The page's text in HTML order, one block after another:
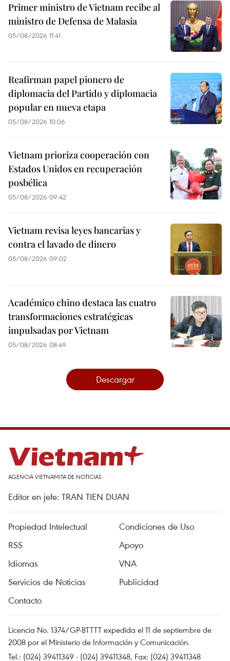
Primer ministro de Vietnam recibe al
ministro de Defensa de Malasia
05/08/2026 11:41
Reafirman papel pionero de
diplomacia del Partido y diplomacia
popular en nueva etapa
05/08/2026 10:06
Vietnam prioriza cooperación con
Estados Unidos en recuperación
posbélica
05/08/2026 09:42
Vietnam revisa leyes bancarias y
contra el lavado de dinero
05/08/2026 09:02
Académico chino destaca las cuatro
transformaciones estratégicas
impulsadas por Vietnam
05/08/2026 08:49
Descargar
AGENCIA VIETNAMITA DE NOTICIAS
Editor en jefe: TRAN TIEN DUAN
Propiedad Intelectual
Condiciones de Uso
RSS
Apoyo
Idiomas
VNA
Servicios de Noticias
Publicidad
Contacto
Licencia No. 1374/GP-BTTTT expedida el 11 de septiembre de
2008 por el Ministerio de Información y Comunicación.
Tel.: (024) 39411349 - (024) 39411348, Fax: (024) 39411348